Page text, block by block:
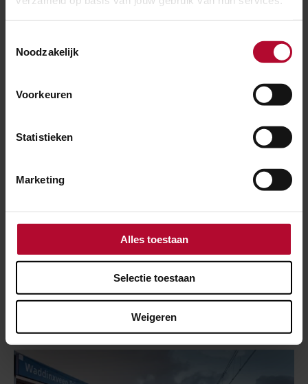
Noodzakelijk
Voorkeuren
Statistieken
Marketing
Alles toestaan
Selectie toestaan
Weigeren
Acht innovaties voor
perronrandbeveiliging
28 oktober 2020